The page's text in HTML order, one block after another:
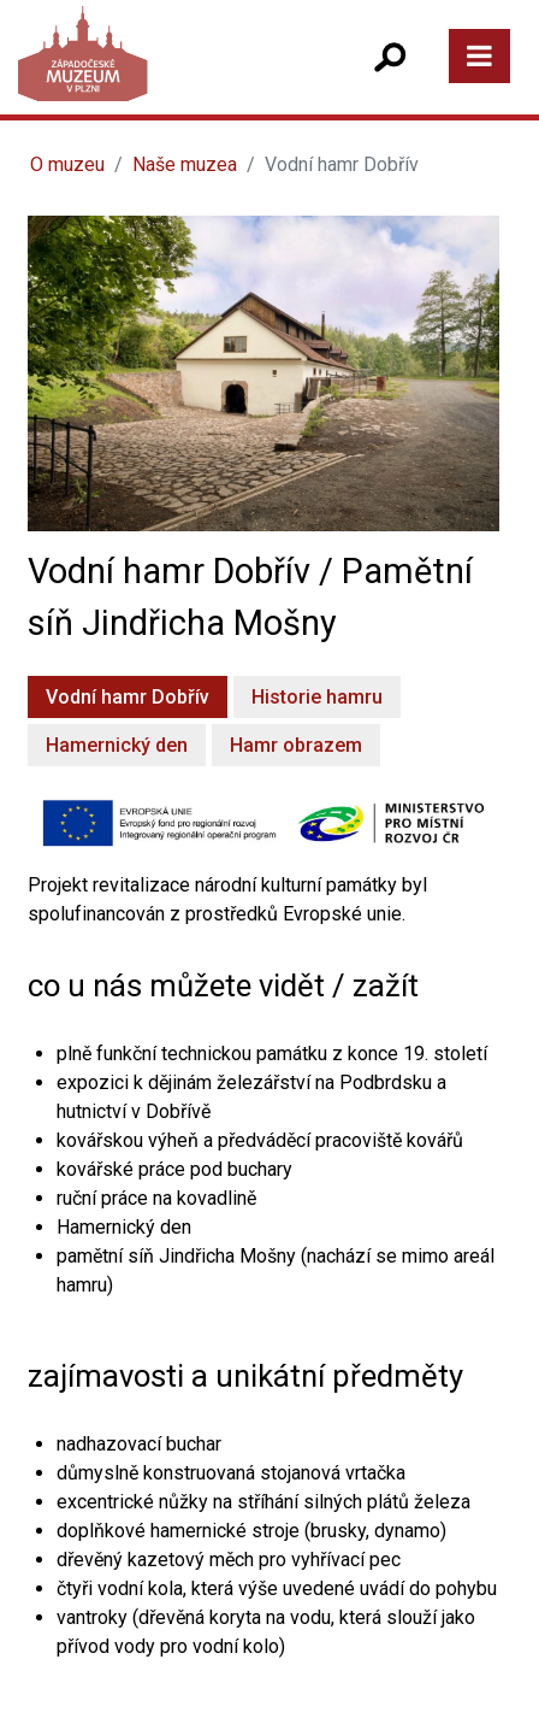
O muzeu Naše muzea Vodní hamr Dobřív
Vodní hamr Dobřív / Pamětní
síň Jindřicha Mošny
Vodní hamr Dobřív Historie hamru
Hamernický den Hamr obrazem
Projekt revitalizace národní kulturní památky byl
spolufinancován z prostředků Evropské unie.
co u nás můžete vidět / zažít
plně funkční technickou památku z konce 19. století
expozici k dějinám železářství na Podbrdsku a
hutnictví v Dobřívě
kovářskou výheň a předváděcí pracoviště kovářů
kovářské práce pod buchary
ruční práce na kovadlině
Hamernický den
pamětní síň Jindřicha Mošny (nachází se mimo areál
hamru)
zajímavosti a unikátní předměty
nadhazovací buchar
důmyslně konstruovaná stojanová vrtačka
excentrické nůžky na stříhání silných plátů železa
doplňkové hamernické stroje (brusky, dynamo)
dřevěný kazetový měch pro vyhřívací pec
čtyři vodní kola, která výše uvedené uvádí do pohybu
vantroky (dřevěná koryta na vodu, která slouží jako
přívod vody pro vodní kolo)